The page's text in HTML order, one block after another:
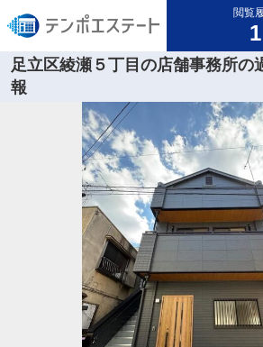
閲覧
1
足立区綾瀬５丁目の店舗事務所の
報